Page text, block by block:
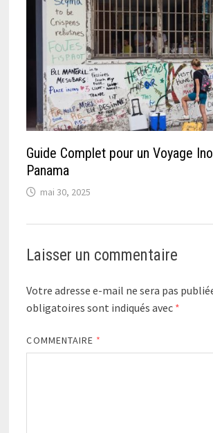
Guide Complet pour un Voyage
Panama
mai 30, 2025
Laisser un commentaire
Votre adresse e-mail ne sera pas
obligatoires sont indiqués avec *
COMMENTAIRE *